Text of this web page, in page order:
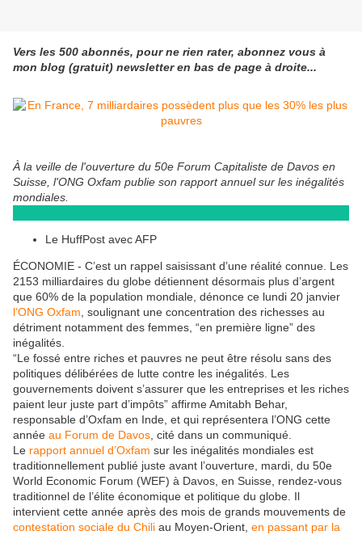
Vers les 500 abonnés, pour ne rien rater, abonnez vous à
mon blog (gratuit) newsletter en bas de page à droite...
À la veille de l'ouverture du 50e Forum Capitaliste de Davos en
Suisse, l'ONG Oxfam publie son rapport annuel sur les inégalités
mondiales.
Le HuffPost avec AFP
ÉCONOMIE - C’est un rappel saisissant d’une réalité connue. Les
2153 milliardaires du globe détiennent désormais plus d’argent
que 60% de la population mondiale, dénonce ce lundi 20 janvier
l’ONG Oxfam , soulignant une concentration des richesses au
détriment notamment des femmes, “en première ligne” des
inégalités.
“Le fossé entre riches et pauvres ne peut être résolu sans des
politiques délibérées de lutte contre les inégalités. Les
gouvernements doivent s’assurer que les entreprises et les riches
paient leur juste part d’impôts” affirme Amitabh Behar,
responsable d’Oxfam en Inde, et qui représentera l’ONG cette
année au Forum de Davos , cité dans un communiqué.
Le rapport annuel d’Oxfam sur les inégalités mondiales est
traditionnellement publié juste avant l’ouverture, mardi, du 50e
World Economic Forum (WEF) à Davos, en Suisse, rendez-vous
traditionnel de l’élite économique et politique du globe. Il
intervient cette année après des mois de grands mouvements de
contestation sociale du Chili au Moyen-Orient, en passant par la